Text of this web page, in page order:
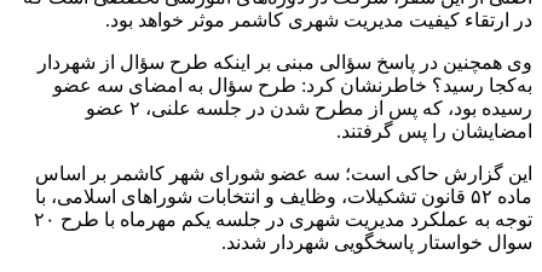
در ارتقاء کیفیت مدیریت شهری کاشمر موثر خواهد بود.
وی همچنین در پاسخ سؤالی مبنی بر اینکه طرح سؤال از شهردار
به‌کجا رسید؟ خاطرنشان کرد: طرح سؤال به امضای سه عضو
رسیده بود، که پس از مطرح شدن در جلسه علنی، ۲ عضو
امضایشان را پس گرفتند.
این گزارش حاکی است‌؛ سه عضو شورای شهر کاشمر بر اساس
ماده ۵۲ قانون تشکیلات، وظایف و انتخابات شوراهای اسلامی، با
توجه به عملکرد مدیریت شهری در جلسه یکم مهرماه با طرح ۲۰
سوال خواستار پاسخگویی شهردار شدند.